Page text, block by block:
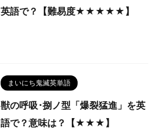
英語で？【難易度★★★★★】
まいにち鬼滅英単語
獣の呼吸･捌ノ型「爆裂猛進」を英
語で？意味は？【★★★】